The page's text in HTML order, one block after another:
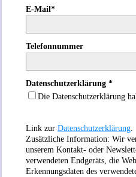
E-Mail*
Telefonnummer
Datenschutzerklärung *
Die Datenschutzerklärung
Link zur Datenschutzerklärung.
Zusätzliche Information: Wir
unserem Kontakt- oder
verwendeten Endgeräts, die
Erkennungsdaten des